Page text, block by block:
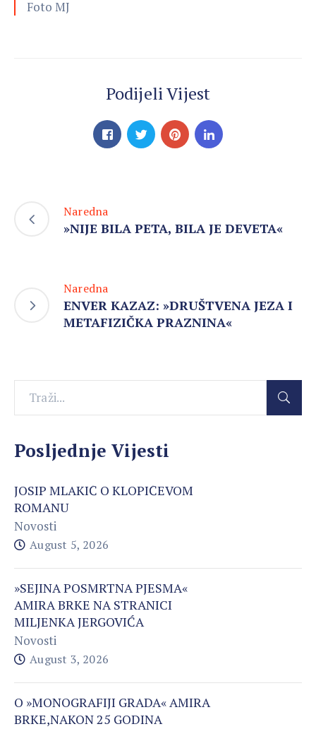
Foto MJ
Podijeli Vijest
Naredna
»NIJE BILA PETA, BILA JE DEVETA«
Naredna
ENVER KAZAZ: »DRUŠTVENA JEZA I
METAFIZIČKA PRAZNINA«
Posljednje Vijesti
JOSIP MLAKIĆ O KLOPIĆEVOM
ROMANU
Novosti
August 5, 2026
»SEJINA POSMRTNA PJESMA«
AMIRA BRKE NA STRANICI
MILJENKA JERGOVIĆA
Novosti
August 3, 2026
O »MONOGRAFIJI GRADA« AMIRA
BRKE,NAKON 25 GODINA